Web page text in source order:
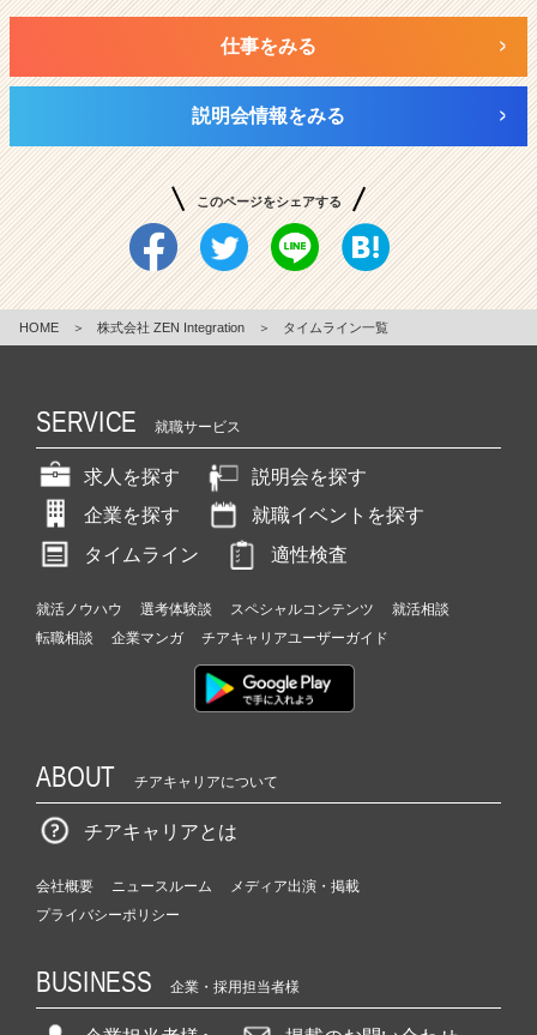
仕事をみる
説明会情報をみる
このページをシェアする
HOME ＞ 株式会社 ZEN Integration ＞ タイムライン一覧
SERVICE 就職サービス
求人を探す
説明会を探す
企業を探す
就職イベントを探す
タイムライン
適性検査
就活ノウハウ 選考体験談 スペシャルコンテンツ
就活相談
転職相談
企業マンガ チアキャリアユーザーガイド
ABOUT チアキャリアについて
チアキャリアとは
会社概要 ニュースルーム
メディア出演・掲載
プライバシーポリシー
BUSINESS 企業・採用担当者様